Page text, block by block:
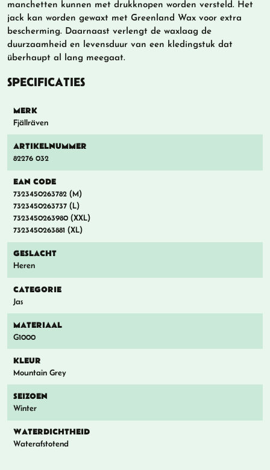
manchetten kunnen met drukknopen worden versteld. Het
jack kan worden gewaxt met Greenland Wax voor extra
bescherming. Daarnaast verlengt de waxlaag de
duurzaamheid en levensduur van een kledingstuk dat
überhaupt al lang meegaat.
SPECIFICATIES
MERK
Fjällräven
ARTIKELNUMMER
82276 032
EAN CODE
7323450263782 (M)
7323450263737 (L)
7323450263980 (XXL)
7323450263881 (XL)
GESLACHT
Heren
CATEGORIE
Jas
MATERIAAL
G1000
KLEUR
Mountain Grey
SEIZOEN
Winter
WATERDICHTHEID
Waterafstotend